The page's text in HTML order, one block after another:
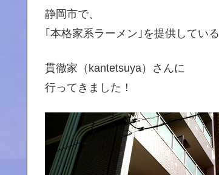
静岡市で、
｢本格家系ラーメン｣を提供している
貫徹家（kantetsuya）さんに
行ってきました！